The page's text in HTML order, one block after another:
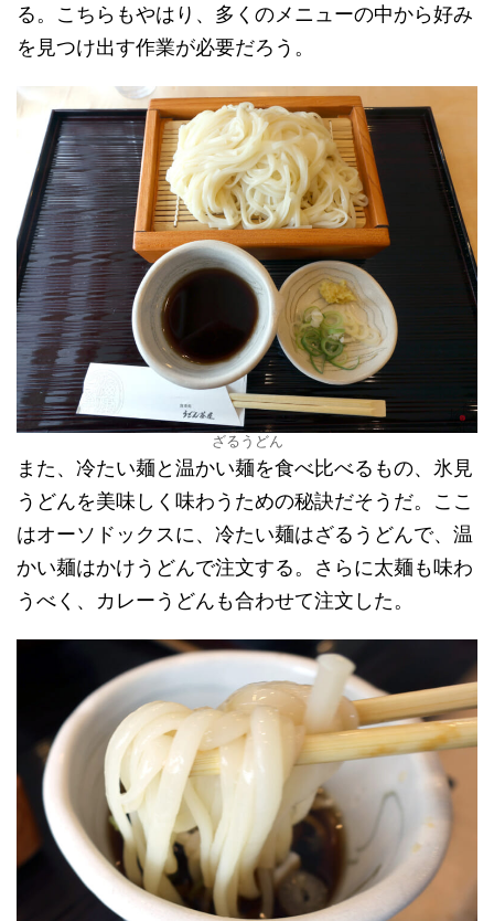
る。こちらもやはり、多くのメニューの中から好み
を見つけ出す作業が必要だろう。
ざるうどん
また、冷たい麺と温かい麺を食べ比べるもの、氷見
うどんを美味しく味わうための秘訣だそうだ。ここ
はオーソドックスに、冷たい麺はざるうどんで、温
かい麺はかけうどんで注文する。さらに太麺も味わ
うべく、カレーうどんも合わせて注文した。